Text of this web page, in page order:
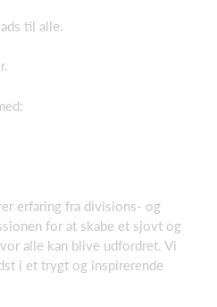
til alle.
erfaring fra divisions- og
for at skabe et sjovt og
alle kan blive udfordret. Vi
i et trygt og inspirerende